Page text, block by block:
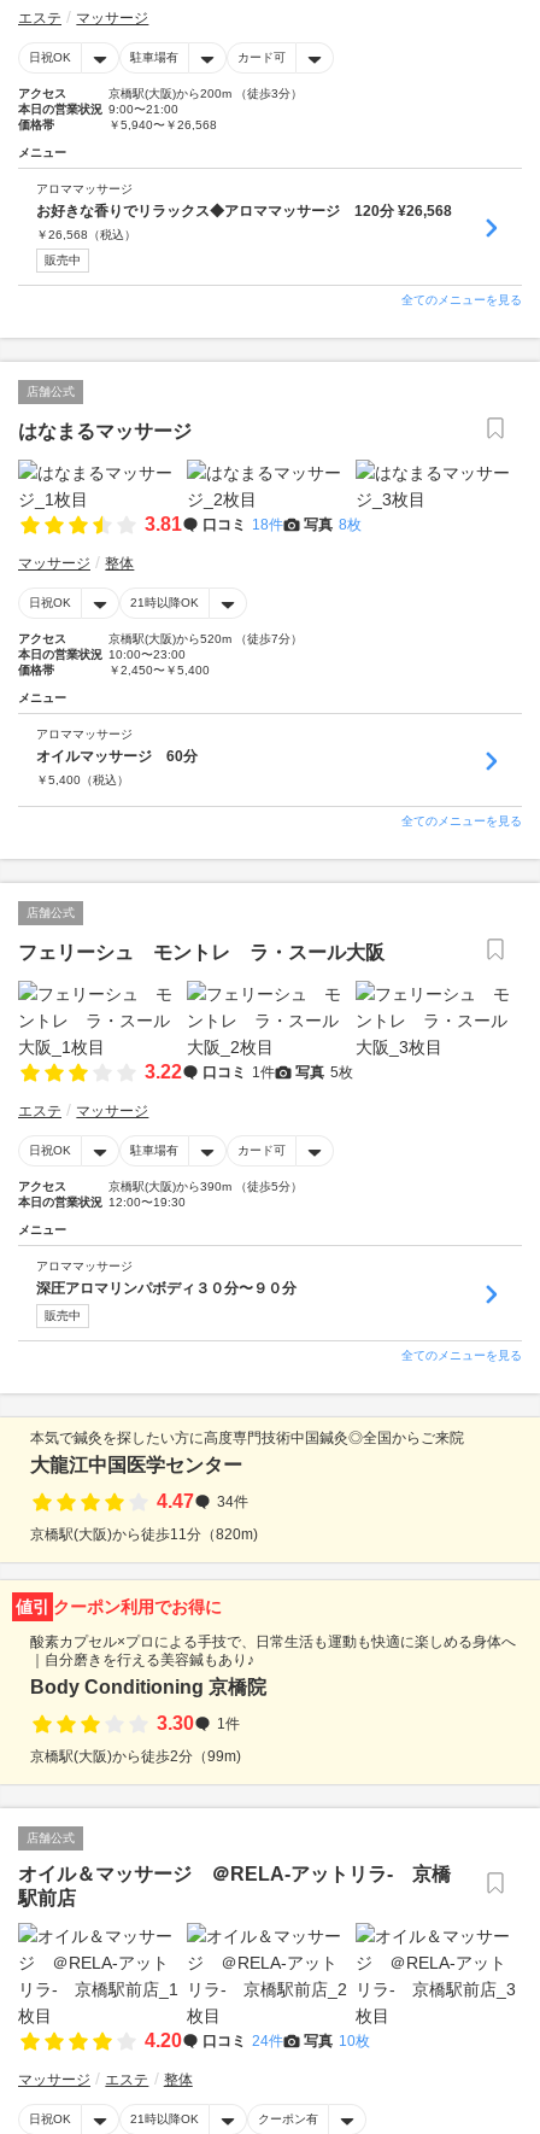
エステ マッサージ
日祝OK 駐車場有 カード可
アクセス
京橋駅(大阪)から200m （徒歩3分）
本日の営業状況 9:00〜21:00
価格帯
￥5,940〜￥26,568
メニュー
アロママッサージ
お好きな香りでリラックス◆アロママッサージ 120分 ¥26,568
￥26,568 （税込）
販売中
全てのメニューを見る
店舗公式
はなまるマッサージ
3.81 口コミ 18件 写真 8枚
マッサージ 整体
日祝OK 21時以降OK
アクセス
京橋駅(大阪)から520m （徒歩7分）
本日の営業状況 10:00〜23:00
価格帯
￥2,450〜￥5,400
メニュー
アロママッサージ
オイルマッサージ 60分
￥5,400 （税込）
全てのメニューを見る
店舗公式
フェリーシュ モントレ ラ・スール大阪
3.22 口コミ 1件 写真 5枚
エステ マッサージ
日祝OK 駐車場有 カード可
アクセス
京橋駅(大阪)から390m （徒歩5分）
本日の営業状況 12:00〜19:30
メニュー
アロママッサージ
深圧アロマリンパボディ３０分〜９０分
販売中
全てのメニューを見る
本気で鍼灸を探したい方に高度専門技術中国鍼灸◎全国からご来院
大龍江中国医学センター
4.47
34件
京橋駅(大阪)から徒歩11分（820m)
値引 クーポン利用でお得に
酸素カプセル×プロによる手技で、日常生活も運動も快適に楽しめる身体へ
｜自分磨きを行える美容鍼もあり♪
Body Conditioning 京橋院
3.30
1件
京橋駅(大阪)から徒歩2分（99m)
店舗公式
オイル＆マッサージ ＠RELA‐アットリラ‐ 京橋
駅前店
4.20 口コミ 24件 写真 10枚
マッサージ エステ 整体
日祝OK 21時以降OK クーポン有